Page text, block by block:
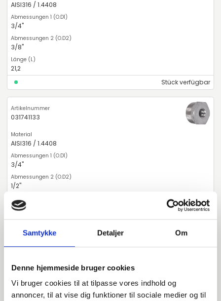
Samtykke Detaljer Om
Denne hjemmeside bruger cookies
Vi bruger cookies til at tilpasse vores indhold og
annoncer, til at vise dig funktioner til sociale medier og til
AISI316 / 1.4408
3/4"
3/8"
21,2
Stück verfügbar
031741133
AISI316 / 1.4408
3/4"
1/2"
21,2
Stück verfügbar
AISI316 / 1.4408